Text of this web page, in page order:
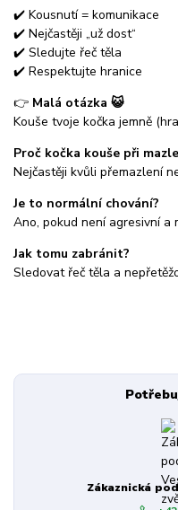
✔️ Kousnutí = komunikace
✔️ Nejčastěji „už dost“
✔️ Sledujte řeč těla
✔️ Respektujte hranice
👉 Malá otázka 😺
Kouše tvoje kočka jemně
Proč kočka kouše při
Nejčastěji kvůli přemazlení
Je to normální chování?
Ano, pokud není agresivní a
Jak tomu zabránit?
Sledovat řeč těla a
Zákaznická